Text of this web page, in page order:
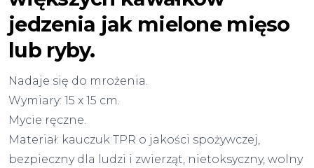
jedzenia jak mielone mięso
lub ryby.
Nadaje się do mrożenia.
Wymiary: 15 x 15 cm.
Mycie ręczne.
Materiał: kauczuk TPR o jakości spożywczej,
bezpieczny dla ludzi i zwierząt, nietoksyczny, wolny